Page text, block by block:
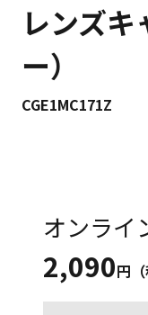
レンズ
ー）
CGE1MC171Z
オンライ
2,090円（